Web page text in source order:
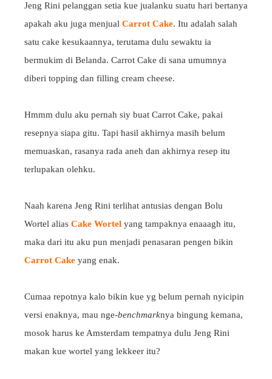
Jeng Rini pelanggan setia kue jualanku suatu hari bertanya
apakah aku juga menjual Carrot Cake. Itu adalah salah
satu cake kesukaannya, terutama dulu sewaktu ia
bermukim di Belanda. Carrot Cake di sana umumnya
diberi topping dan filling cream cheese.
Hmmm dulu aku pernah siy buat Carrot Cake, pakai
resepnya siapa gitu. Tapi hasil akhirnya masih belum
memuaskan, rasanya rada aneh dan akhirnya resep itu
terlupakan olehku.
Naah karena Jeng Rini terlihat antusias dengan Bolu
Wortel alias Cake Wortel yang tampaknya enaaagh itu,
maka dari itu aku pun menjadi penasaran pengen bikin
Carrot Cake yang enak.
Cumaa repotnya kalo bikin kue yg belum pernah nyicipin
versi enaknya, mau nge-benchmarknya bingung kemana,
mosok harus ke Amsterdam tempatnya dulu Jeng Rini
makan kue wortel yang lekkeer itu?